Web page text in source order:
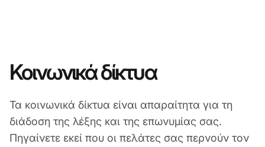
Κοινωνικά δίκτυα
Τα κοινωνικά δίκτυα είναι απαραίτητα για τη
διάδοση της λέξης και της επωνυμίας σας.
Πηγαίνετε εκεί που οι πελάτες σας περνούν τον